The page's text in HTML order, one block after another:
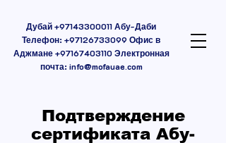
Дубай+97143300011Абу-Даби
Телефон: +97126733099 Офис в
Аджмане+97167403110Электронная
почта: info@mofauae.com
Подтверждение
сертификата Абу-